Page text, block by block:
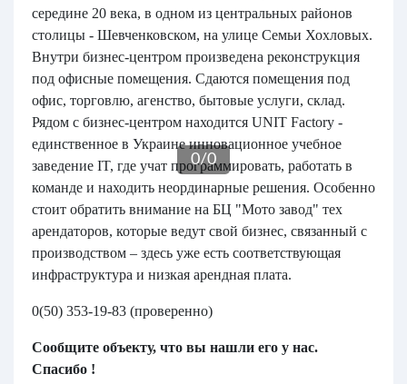
0/0
середине 20 века, в одном из центральных районов
столицы - Шевченковском, на улице Семьи Хохловых.
Внутри бизнес-центром произведена реконструкция
под офисные помещения. Сдаются помещения под
офис, торговлю, агенство, бытовые услуги, склад.
Рядом с бизнес-центром находится UNIT Factory -
единственное в Украине инновационное учебное
заведение IT, где учат программировать, работать в
команде и находить неординарные решения. Особенно
стоит обратить внимание на БЦ "Мото завод" тех
арендаторов, которые ведут свой бизнес, связанный с
производством – здесь уже есть соответствующая
инфраструктура и низкая арендная плата.
0(50) 353-19-83 (проверенно)
Сообщите объекту, что вы нашли его у нас.
Спасибо !